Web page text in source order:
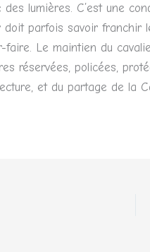
lumières. C’est une
doit parfois savoir franchir
faire. Le maintien du
réservées, policées,
et du partage de la